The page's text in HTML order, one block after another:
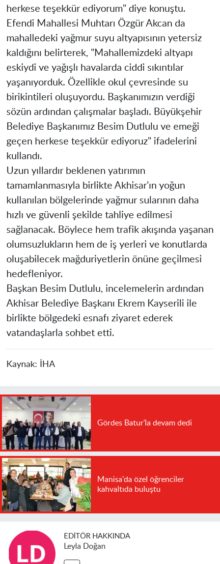
herkese teşekkür ediyorum" diye konuştu.
Efendi Mahallesi Muhtarı Özgür Akcan da
mahalledeki yağmur suyu altyapısının yetersiz
kaldığını belirterek, "Mahallemizdeki altyapı
eskiydi ve yağışlı havalarda ciddi sıkıntılar
yaşanıyorduk. Özellikle okul çevresinde su
birikintileri oluşuyordu. Başkanımızın verdiği
sözün ardından çalışmalar başladı. Büyükşehir
Belediye Başkanımız Besim Dutlulu ve emeği
geçen herkese teşekkür ediyoruz" ifadelerini
kullandı.
Uzun yıllardır beklenen yatırımın
tamamlanmasıyla birlikte Akhisar'ın yoğun
kullanılan bölgelerinde yağmur sularının daha
hızlı ve güvenli şekilde tahliye edilmesi
sağlanacak. Böylece hem trafik akışında yaşanan
olumsuzlukların hem de iş yerleri ve konutlarda
oluşabilecek mağduriyetlerin önüne geçilmesi
hedefleniyor.
Başkan Besim Dutlulu, incelemelerin ardından
Akhisar Belediye Başkanı Ekrem Kayserili ile
birlikte bölgedeki esnafı ziyaret ederek
vatandaşlarla sohbet etti.
Kaynak: İHA
Gördes Batur'la devam dedi
Manisa'da özel öğrenciler
kahvaltıda buluştu
EDITÖR HAKKINDA
Leyla Doğan